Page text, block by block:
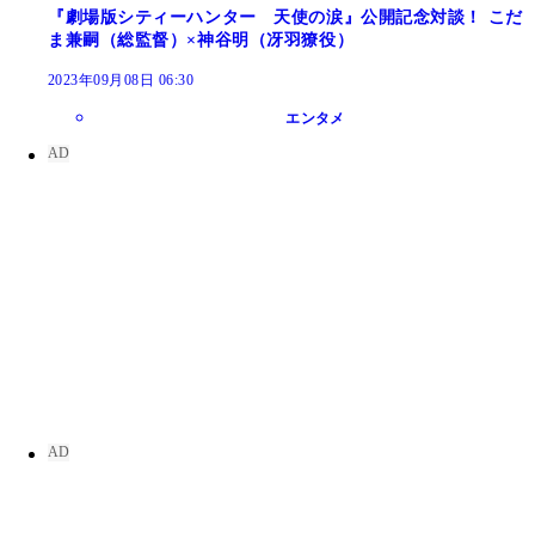
『劇場版シティーハンター 天使の涙』公開記念対談！ こだ
ま兼嗣（総監督）×神谷明（冴羽獠役）
2023年09月08日 06:30
エンタメ